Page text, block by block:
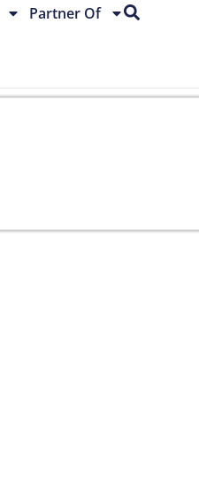
Partner Of